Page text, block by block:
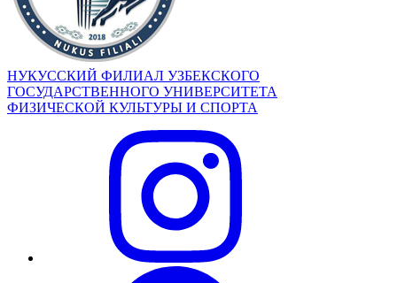
НУКУССКИЙ ФИЛИАЛ УЗБЕКСКОГО
ГОСУДАРСТВЕННОГО УНИВЕРСИТЕТА
ФИЗИЧЕСКОЙ КУЛЬТУРЫ И СПОРТА